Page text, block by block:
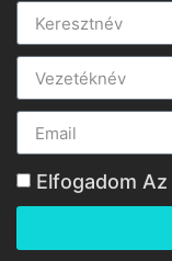
Elfogadom Az